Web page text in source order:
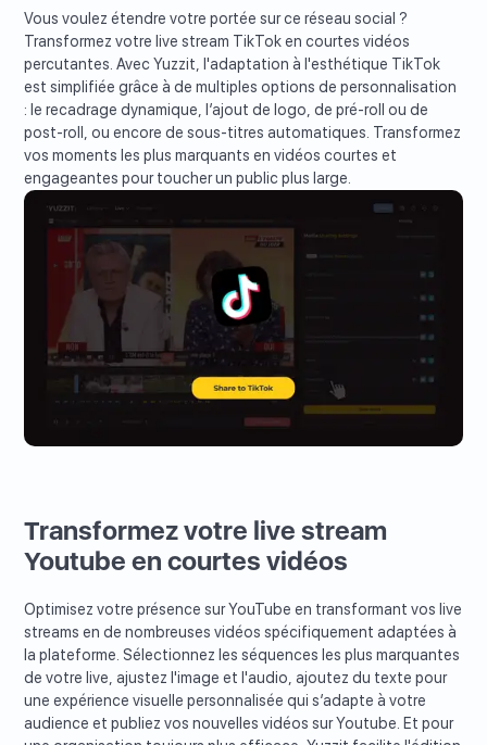
Vous voulez étendre votre portée sur ce réseau social ?
Transformez votre live stream TikTok en courtes vidéos
percutantes. Avec Yuzzit, l'adaptation à l'esthétique TikTok
est simplifiée grâce à de multiples options de personnalisation
: le recadrage dynamique, l’ajout de logo, de pré-roll ou de
post-roll, ou encore de sous-titres automatiques. Transformez
vos moments les plus marquants en vidéos courtes et
engageantes pour toucher un public plus large.
Transformez votre live stream
Youtube en courtes vidéos
Optimisez votre présence sur YouTube en transformant vos live
streams en de nombreuses vidéos spécifiquement adaptées à
la plateforme. Sélectionnez les séquences les plus marquantes
de votre live, ajustez l'image et l'audio, ajoutez du texte pour
une expérience visuelle personnalisée qui s’adapte à votre
audience et publiez vos nouvelles vidéos sur Youtube. Et pour